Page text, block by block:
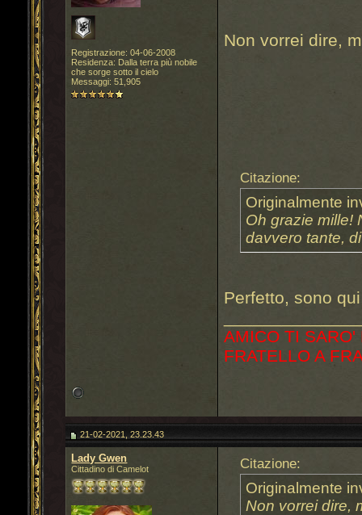
Registrazione: 04-06-2008
Residenza: Dalla terra più nobile
che sorge sotto il cielo
Messaggi: 51,905
Non vorrei dire,
Citazione:
Originalmente
Oh grazie mille!
davvero tante,
Perfetto, sono
AMICO TI SARO'
FRATELLO A
21-02-2021, 23.23.43
Lady Gwen
Cittadino di Camelot Citazione:
Originalmente
Non vorrei dire,